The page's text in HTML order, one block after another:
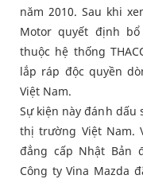
năm 2010. Sau khi
Motor quyết định
thuộc hệ thống
lắp ráp độc quyền
Việt Nam.
Sự kiện này đánh
thị trường Việt Nam.
đẳng cấp Nhật Bản
Công ty Vina Mazda